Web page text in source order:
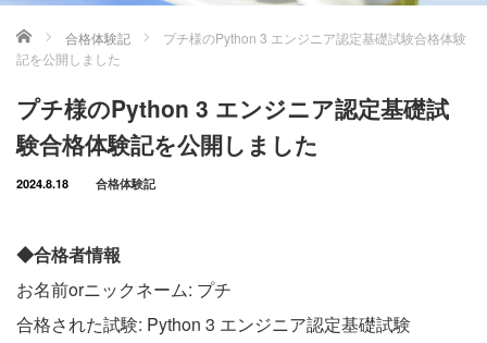
ホーム 合格体験記
プチ様のPython 3 エンジニア認定基礎試験合格体験
記を公開しました
プチ様のPython 3 エンジニア認定基礎試
験合格体験記を公開しました
2024.8.18 合格体験記
◆合格者情報
お名前orニックネーム: プチ
合格された試験: Python 3 エンジニア認定基礎試験